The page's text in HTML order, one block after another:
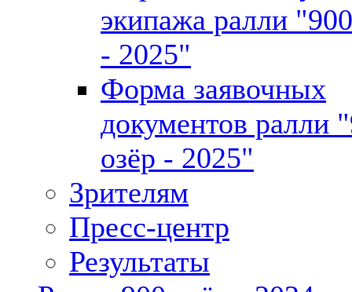
экипажа ралли
- 2025"
Форма заявочных
документов ралли
озёр - 2025"
Зрителям
Пресс-центр
Результаты